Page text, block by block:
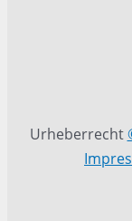
Urheberrecht